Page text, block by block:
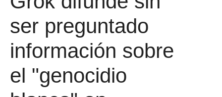
ser preguntado
información sobre
el "genocidio